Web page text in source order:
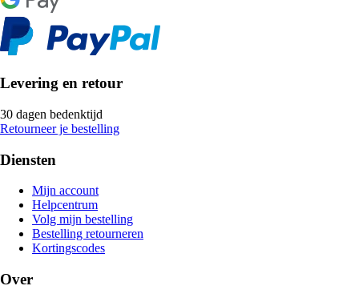
Levering en retour
30 dagen bedenktijd
Retourneer je bestelling
Diensten
Mijn account
Helpcentrum
Volg mijn bestelling
Bestelling retourneren
Kortingscodes
Over